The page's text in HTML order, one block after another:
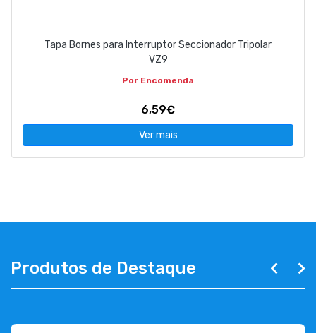
Tapa Bornes para Interruptor Seccionador Tripolar
VZ9
Por Encomenda
6,59€
Ver mais
Produtos de Destaque